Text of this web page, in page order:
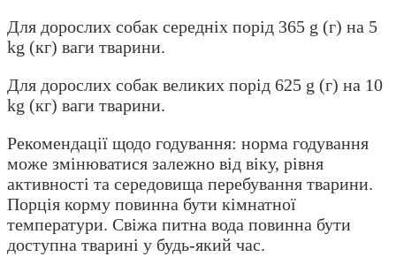
Для дорослих собак середніх порід 365 g (г) на 5
kg (кг) ваги тварини.
Для дорослих собак великих порід 625 g (г) на 10
kg (кг) ваги тварини.
Рекомендації щодо годування: норма годування
може змінюватися залежно від віку, рівня
активності та середовища перебування тварини.
Порція корму повинна бути кімнатної
температури. Свіжа питна вода повинна бути
доступна тварині у будь-який час.